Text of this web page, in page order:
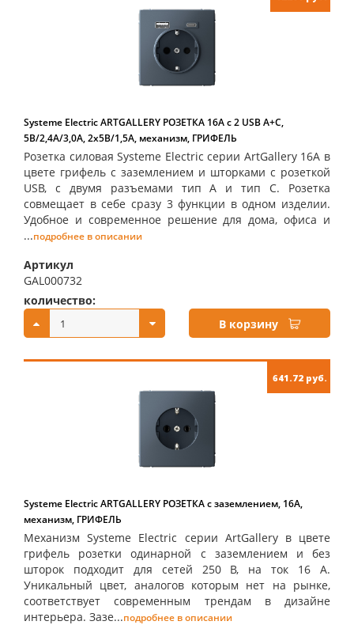
Systeme Electric ARTGALLERY РОЗЕТКА 16А с 2 USB A+C,
5В/2,4А/3,0А, 2х5В/1,5А, механизм, ГРИФЕЛЬ
Розетка силовая Systeme Electric серии ArtGallery 16А в
цвете грифель с заземлением и шторками с розеткой
USB, с двумя разъемами тип А и тип С. Розетка
совмещает в себе сразу 3 функции в одном изделии.
Удобное и современное решение для дома, офиса и
...подробнее в описании
Артикул
GAL000732
количество:
В корзину
641.72 руб.
Systeme Electric ARTGALLERY РОЗЕТКА с заземлением, 16А,
механизм, ГРИФЕЛЬ
Механизм Systeme Electric серии ArtGallery в цвете
грифель розетки одинарной с заземлением и без
шторок подходит для сетей 250 В, на ток 16 А.
Уникальный цвет, аналогов которым нет на рынке,
соответствует современным трендам в дизайне
интерьера. Зазе...подробнее в описании